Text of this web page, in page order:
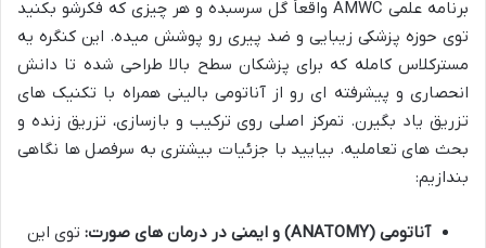
برنامه علمی AMWC واقعاً گل سرسبده و هر چیزی که فکرشو بکنید
توی حوزه پزشکی زیبایی و ضد پیری رو پوشش میده. این کنگره یه
مسترکلاس کامله که برای پزشکان سطح بالا طراحی شده تا دانش
انحصاری و پیشرفته ای رو از آناتومی بالینی همراه با تکنیک های
تزریق یاد بگیرن. تمرکز اصلی روی ترکیب و بازسازی، تزریق زنده و
بحث های تعاملیه. بیایید با جزئیات بیشتری به سرفصل ها نگاهی
بندازیم:
آناتومی (ANATOMY) و ایمنی در درمان های صورت:
توی این